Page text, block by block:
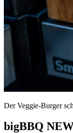
Der Veggie-Burger
bigBBQ